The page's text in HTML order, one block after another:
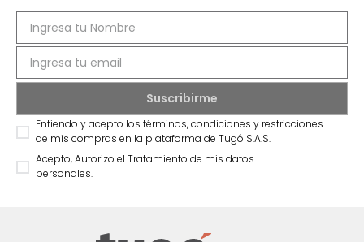
Entiendo y acepto los términos, condiciones y restricciones
de mis compras en la plataforma de Tugó S.A.S.
Acepto, Autorizo el Tratamiento de mis datos
personales.